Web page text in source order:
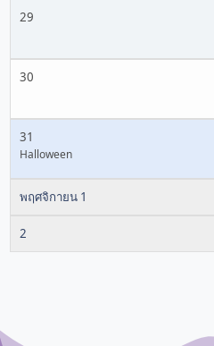
29
30
31
Halloween
พฤศจิกายน 1
2